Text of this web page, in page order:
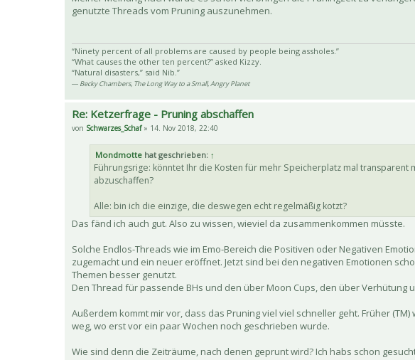
genutzte Threads vom Pruning auszunehmen.
“Ninety percent of all problems are caused by people being assholes.”
“What causes the other ten percent?” asked Kizzy.
“Natural disasters,” said Nib.”
― Becky Chambers, The Long Way to a Small, Angry Planet
Re: Ketzerfrage - Pruning abschaffen
von Schwarzes_Schaf» 14. Nov 2018, 22:40
Mondmotte hat geschrieben: ↑
Führungsrige: könntet Ihr die Kosten für mehr Speicherplatz mal
abzuschaffen?
Alle: bin ich die einzige, die deswegen echt regelmäßig kotzt?
Das fänd ich auch gut. Also zu wissen, wieviel da zusammenkommen müsste.
Solche Endlos-Threads wie im Emo-Bereich die Positiven oder Negativen
zugemacht und ein neuer eröffnet. Jetzt sind bei den negativen Emotionen
Themen besser genutzt.
Den Thread für passende BHs und den über Moon Cups, den über Verhütung
Außerdem kommt mir vor, dass das Pruning viel viel schneller geht. Früher
weg, wo erst vor ein paar Wochen noch geschrieben wurde.
Wie sind denn die Zeiträume, nach denen geprunt wird? Ich habs schon